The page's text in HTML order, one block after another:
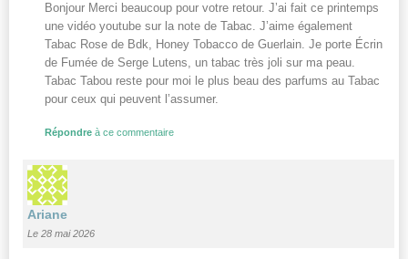
Bonjour Merci beaucoup pour votre retour. J’ai fait ce printemps
une vidéo youtube sur la note de Tabac. J’aime également
Tabac Rose de Bdk, Honey Tobacco de Guerlain. Je porte Écrin
de Fumée de Serge Lutens, un tabac très joli sur ma peau.
Tabac Tabou reste pour moi le plus beau des parfums au Tabac
pour ceux qui peuvent l’assumer.
Répondre à ce commentaire
Ariane
Le 28 mai 2026